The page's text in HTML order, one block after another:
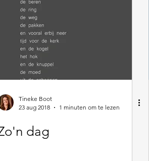
Tineke Boot
23 aug 2018
1 minuten om te lezen
dag